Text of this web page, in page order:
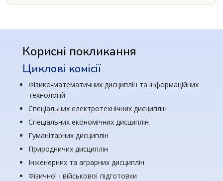
Корисні покликання
Циклові комісії
Фізико-математичних дисциплін та інформаційних
технологій
Спеціальних електротехнічних дисциплін
Спеціальних економічних дисциплін
Гуманітарних дисциплін
Природничих дисциплін
Інженерних та аграрних дисциплін
Фізичної і військової підготовки